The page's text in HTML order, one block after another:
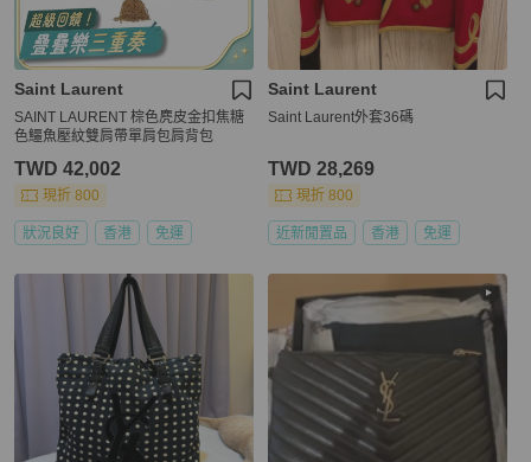
Saint Laurent
SAINT LAURENT 棕色麂皮金扣焦糖
色鱷魚壓紋雙肩帶單肩包肩背包
TWD 42,002
現折 800
狀況良好 香港 免運
Saint Laurent
Saint Laurent外套36碼
TWD 28,269
現折 800
近新閒置品 香港 免運